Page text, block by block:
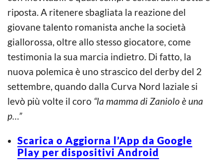
riposta. A ritenere sbagliata la reazione del
giovane talento romanista anche la società
giallorossa, oltre allo stesso giocatore, come
testimonia la sua marcia indietro. Di fatto, la
nuova polemica è uno strascico del derby del 2
settembre, quando dalla Curva Nord laziale si
levò più volte il coro “la mamma di Zaniolo è una
p…”
Scarica o Aggiorna l’App da Google
Play per dispositivi Android